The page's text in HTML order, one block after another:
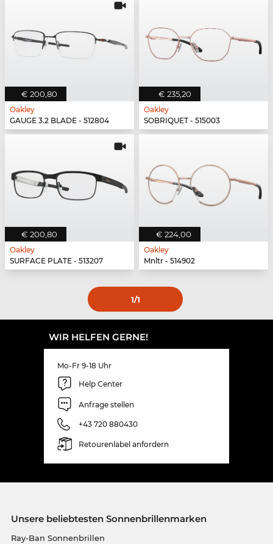
€ 200,80
Oakley
GAUGE 3.2 BLADE - 512804
€ 235,20
Oakley
SOBRIQUET - 515003
€ 200,80
Oakley
SURFACE PLATE - 513207
€ 224,00
Oakley
Mnltr - 514902
1/1
WIR HELFEN GERNE!
Mo-Fr 9-18 Uhr
Help Center
Anfrage stellen
+43 720 880430
Retourenlabel anfordern
Unsere beliebtesten Sonnenbrillenmarken
Ray-Ban Sonnenbrillen